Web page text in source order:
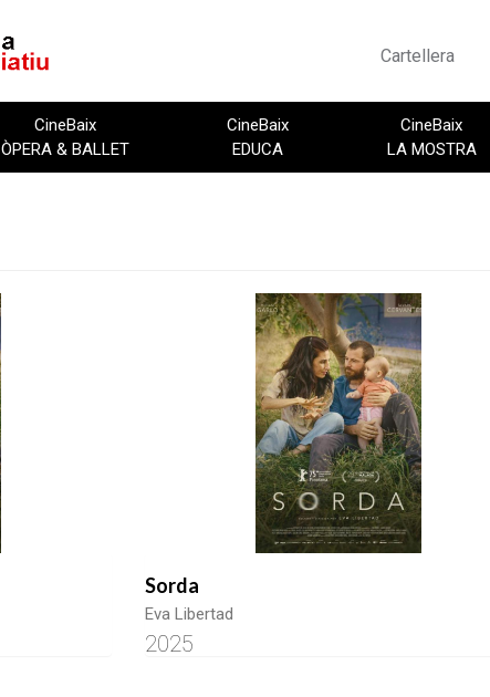
Cartellera
CineBaix
ÒPERA & BALLET
CineBaix
EDUCA
CineBaix
LA MOSTRA
Sorda
Eva Libertad
2025